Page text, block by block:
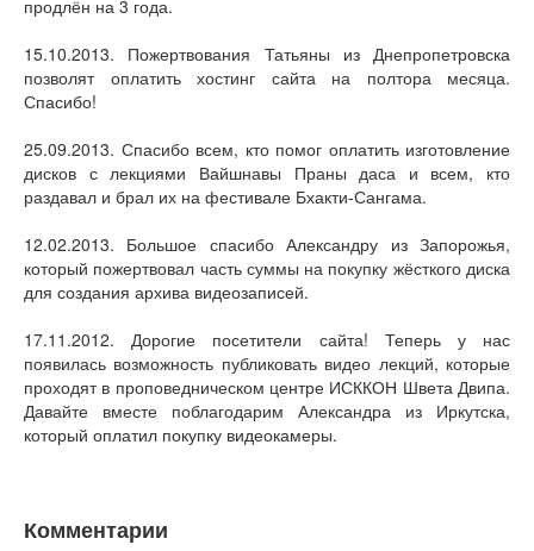
продлён на 3 года.
15.10.2013. Пожертвования Татьяны из Днепропетровска
позволят оплатить хостинг сайта на полтора месяца.
Спасибо!
25.09.2013. Спасибо всем, кто помог оплатить изготовление
дисков с лекциями Вайшнавы Праны даса и всем, кто
раздавал и брал их на фестивале Бхакти-Сангама.
12.02.2013. Большое спасибо Александру из Запорожья,
который пожертвовал часть суммы на покупку жёсткого диска
для создания архива видеозаписей.
17.11.2012. Дорогие посетители сайта! Теперь у нас
появилась возможность публиковать видео лекций, которые
проходят в проповедническом центре ИСККОН Швета Двипа.
Давайте вместе поблагодарим Александра из Иркутска,
который оплатил покупку видеокамеры.
Комментарии